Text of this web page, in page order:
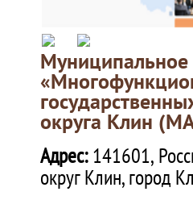
округа Клин
Адрес:141601,
округ Клин, город